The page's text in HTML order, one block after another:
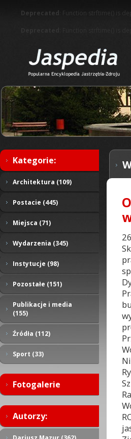
Deprecated : Function strftime() is
Kategorie:
Architektura (109)
Postacie (445)
Miejsca (71)
Wydarzenia (345)
Instytucje (98)
Pozostałe (151)
Publikacje i media
(155)
Źródła (112)
Sport (33)
Fotogalerie
Autorzy: